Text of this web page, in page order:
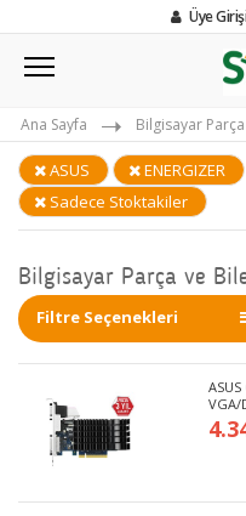
Üye Girişi
Ana Sayfa Bilgisayar
ASUS ENERGIZER
Sadece Stoktakiler
Bilgisayar Parça ve
Filtre Seçenekleri
VGA/